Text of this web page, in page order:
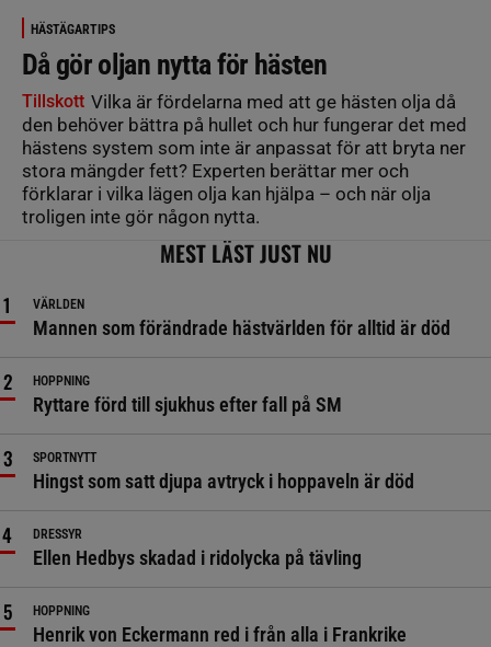
HÄSTÄGARTIPS
Då gör oljan nytta för hästen
Tillskott Vilka är fördelarna med att ge hästen olja då
den behöver bättra på hullet och hur fungerar det med
hästens system som inte är anpassat för att bryta ner
stora mängder fett? Experten berättar mer och
förklarar i vilka lägen olja kan hjälpa – och när olja
troligen inte gör någon nytta.
MEST LÄST JUST NU
VÄRLDEN
Mannen som förändrade hästvärlden för alltid är död
HOPPNING
Ryttare förd till sjukhus efter fall på SM
SPORTNYTT
Hingst som satt djupa avtryck i hoppaveln är död
DRESSYR
Ellen Hedbys skadad i ridolycka på tävling
HOPPNING
Henrik von Eckermann red i från alla i Frankrike